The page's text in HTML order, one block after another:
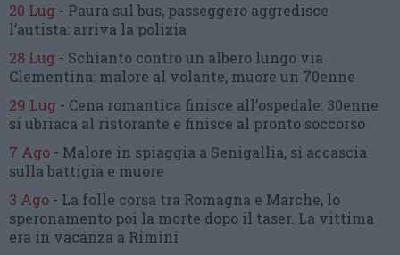
20 Lug - Paura sul bus, passeggero aggredisce
l’autista: arriva la polizia
28 Lug - Schianto contro un albero lungo via
Clementina: malore al volante, muore un 70enne
29 Lug - Cena romantica finisce all’ospedale: 30enne
si ubriaca al ristorante e finisce al pronto soccorso
7 Ago - Malore in spiaggia a Senigallia, si accascia
sulla battigia e muore
3 Ago - La folle corsa tra Romagna e Marche, lo
speronamento poi la morte dopo il taser. La vittima
era in vacanza a Rimini